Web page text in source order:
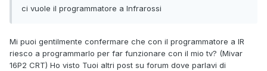
ci vuole il programmatore a Infrarossi
Mi puoi gentilmente confermare che con il programmatore a IR
riesco a programmarlo per far funzionare con il mio tv? (Mivar
16P2 CRT) Ho visto Tuoi altri post su forum dove parlavi di